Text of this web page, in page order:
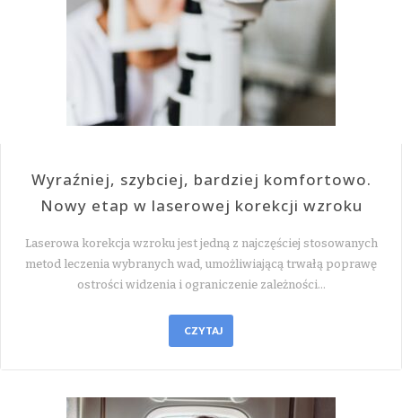
Wyraźniej, szybciej, bardziej komfortowo.
Nowy etap w laserowej korekcji wzroku
Laserowa korekcja wzroku jest jedną z najczęściej stosowanych
metod leczenia wybranych wad, umożliwiającą trwałą poprawę
ostrości widzenia i ograniczenie zależności…
CZYTAJ